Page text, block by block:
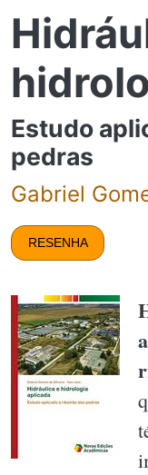
Estudo
pedras
Gabriel
RESENHA